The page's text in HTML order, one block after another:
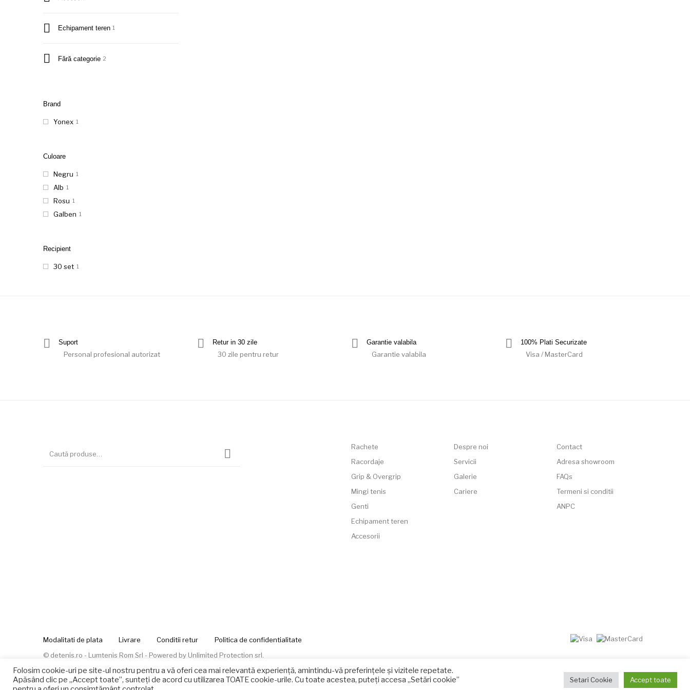
Echipament teren 1
Fără categorie 2
Brand
Yonex 1
Culoare
Negru 1
Alb 1
Rosu 1
Galben 1
Recipient
30 set 1
Suport
Personal profesional autorizat
Retur in 30 zile
30 zile pentru retur
Garantie valabila
Garantie valabila
100% Plati Securizate
Visa / MasterCard
Rachete
Racordaje
Grip & Overgrip
Mingi tenis
Genti
Echipament teren
Accesorii
Despre noi
Servicii
Galerie
Cariere
Contact
Adresa showroom
FAQs
Termeni si conditii
ANPC
Modalitati de plata Livrare Conditii retur
Politica de confidentialitate
© detenis.ro - Lumtenis Rom Srl - Powered byUnlimited Protection srl.
Folosim cookie-uri pe site-ul nostru pentru a vă oferi cea mai relevantă experiență, amintindu-vă preferințele și vizitele repetate.
Apăsând clic pe „Accept toate”, sunteți de acord cu utilizarea TOATE cookie-urile. Cu toate acestea, puteți accesa „Setări cookie”
Setari Cookie Accept toate